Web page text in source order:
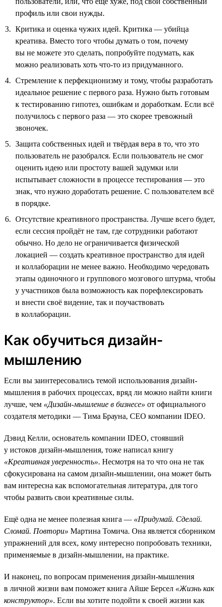
профиль или свои нужды.
Критика и оценка чужих идей. Критика — убийца
креатива. Вместо того чтобы думать о том, почему
вы не можете это сделать, попробуйте подумать, как
можно реализовать хоть что-то из придуманного.
Стремление к перфекционизму и тому, чтобы разработать
идеальное решение с первого раза. Нужно быть готовым
к тестированию гипотез, ошибкам и доработкам. Если всё
получилось с первого раза — это скорее тревожный
звоночек.
Защита собственных идей и твёрдая вера в то, что это
пользователь не разобрался. Если пользователь не смог
оценить идею или простоту вашей задумки или
испытывает сложности в процессе тестирования — это
знак, что нужно доработать решение. С пользователем всё
в порядке.
Отсутствие креативного пространства. Лучше всего будет,
если сессия пройдёт не там, где сотрудники работают
обычно. Но дело не ограничивается физической
локацией — создать креативное пространство для идей
и коллаборации не менее важно. Необходимо чередовать
этапы одиночного и группового мозгового штурма, чтобы
у участников была возможность как порефлексировать
и внести своё видение, так и поучаствовать
в коллаборации.
Как обучиться дизайн-
мышлению
Если вы заинтересовались темой использования дизайн-
мышления в рабочих процессах, вряд ли можно найти книги
лучше, чем «Дизайн-мышление в бизнесе» от официального
создателя методики — Тима Брауна, СЕО компании IDEO.
Дэвид Келли, основатель компании IDEO, стоявший
у истоков дизайн-мышления, тоже написал книгу
«Креативная уверенность». Несмотря на то что она не так
сфокусирована на самом дизайн-мышлении, она может быть
вам интересна как вспомогательная литература, для того
чтобы развить свои креативные силы.
Ещё одна не менее полезная книга — «Придумай. Сделай.
Сломай. Повтори» Мартина Томича. Она является сборником
упражнений для всех, кому интересно попробовать техники,
применяемые в дизайн-мышлении, на практике.
И наконец, по вопросам применения дизайн-мышления
в личной жизни вам поможет книга Айше Берсел «Жизнь как
конструктор». Если вы хотите подойти к своей жизни как